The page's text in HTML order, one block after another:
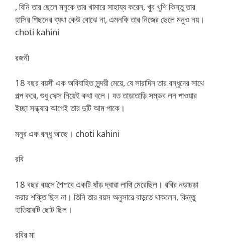
, যিনি তার ছেলে মনুকে তার খামারে সাহায্য করেন, খুব খুশি কিন্তু তার
হাসির পিছনের ব্যথা কেউ বোঝে না, এমনকি তার নিজের ছেলে মনুও নয়।
choti kahini
রজনী
18 বছর বয়সী এক অবিবাহিত সুন্দরী মেয়ে, যে সারাদিন তার বন্ধুদের সাথে
গল্প করে, শুধু সেক্স নিয়েই কথা বলে। যত তাড়াতাড়ি সম্ভব লন পাওয়ার
ইচ্ছা সন্ধ্যার আগেই তার দুটি আম পাকে।
মনুর এক বন্ধু আছে। choti kahini
রবি
18 বছর বয়সে শৈশবে একটি ষাঁড় দ্বারা লাথি মেরেছিল। রবির নড়াচড়া
করার শক্তি ছিল না। তিনি তার বয়স অনুসারে বাড়তে থাকলেন, কিন্তু
হাতিয়ারটি ছোট ছিল।
রবির মা